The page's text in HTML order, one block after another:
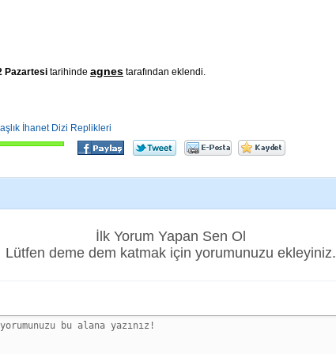
Pazartesi tarihinde agnes tarafından eklendi.
İhanet Dizi Replikleri
İlk Yorum Yapan Sen Ol
Lütfen deme dem katmak için yorumunuzu ekleyiniz.